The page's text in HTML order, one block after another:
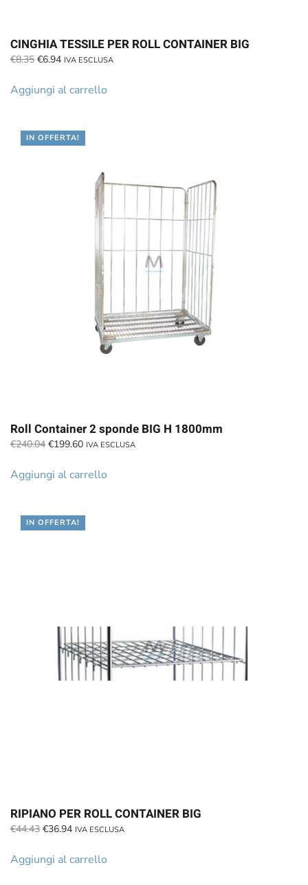
CINGHIA TESSILE PER ROLL CONTAINER BIG
€8.35 Il
originale
€6.94Il
attuale
IVA ESCLUSA
Aggiungi al carrello
IN OFFERTA!
Roll Container 2 sponde BIG H 1800mm
€240.04 Il
originale
€199.60Il
attuale
IVA ESCLUSA
Aggiungi al carrello
IN OFFERTA!
RIPIANO PER ROLL CONTAINER BIG
€44.43 Il
originale
€36.94Il
attuale
IVA ESCLUSA
Aggiungi al carrello